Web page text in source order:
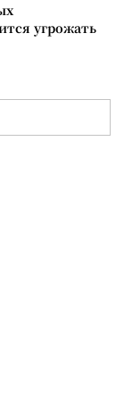
угрожать